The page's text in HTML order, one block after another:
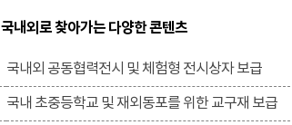
국내외로 찾아가는 다양한 콘텐츠
국내외 공동협력전시 및 체험형 전시상자 보급
국내 초중등학교 및 재외동포를 위한 교구재 보급